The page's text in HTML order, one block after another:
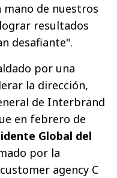
de nuestros
resultados
desafiante".
por una
la dirección,
de Interbrand
en febrero de
Global del
por la
agency C